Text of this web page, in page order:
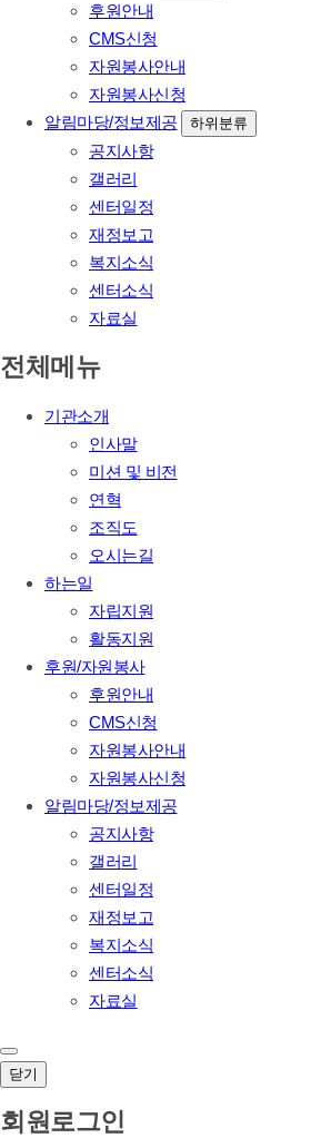
후원안내
CMS신청
자원봉사안내
자원봉사신청
알림마당/정보제공
하위분류
공지사항
갤러리
센터일정
재정보고
복지소식
센터소식
자료실
전체메뉴
기관소개
인사말
미션 및 비전
연혁
조직도
오시는길
하는일
자립지원
활동지원
후원/자원봉사
후원안내
CMS신청
자원봉사안내
자원봉사신청
알림마당/정보제공
공지사항
갤러리
센터일정
재정보고
복지소식
센터소식
자료실
닫기
회원로그인